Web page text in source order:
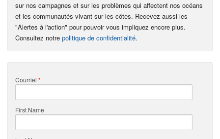
sur nos campagnes et sur les problèmes qui affectent nos océans
et les communautés vivant sur les côtes. Recevez aussi les
"Alertes à l'action" pour pouvoir vous impliquez encore plus.
Consultez notre politique de confidentialité.
Courriel *
First Name